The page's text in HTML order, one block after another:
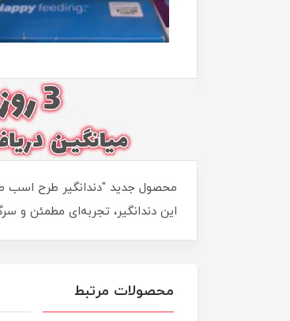
محصول جدید "دندانگیر طرح اسب
این دندانگیر، تجربه‌ای مطمئن و
محصولات مرتبط